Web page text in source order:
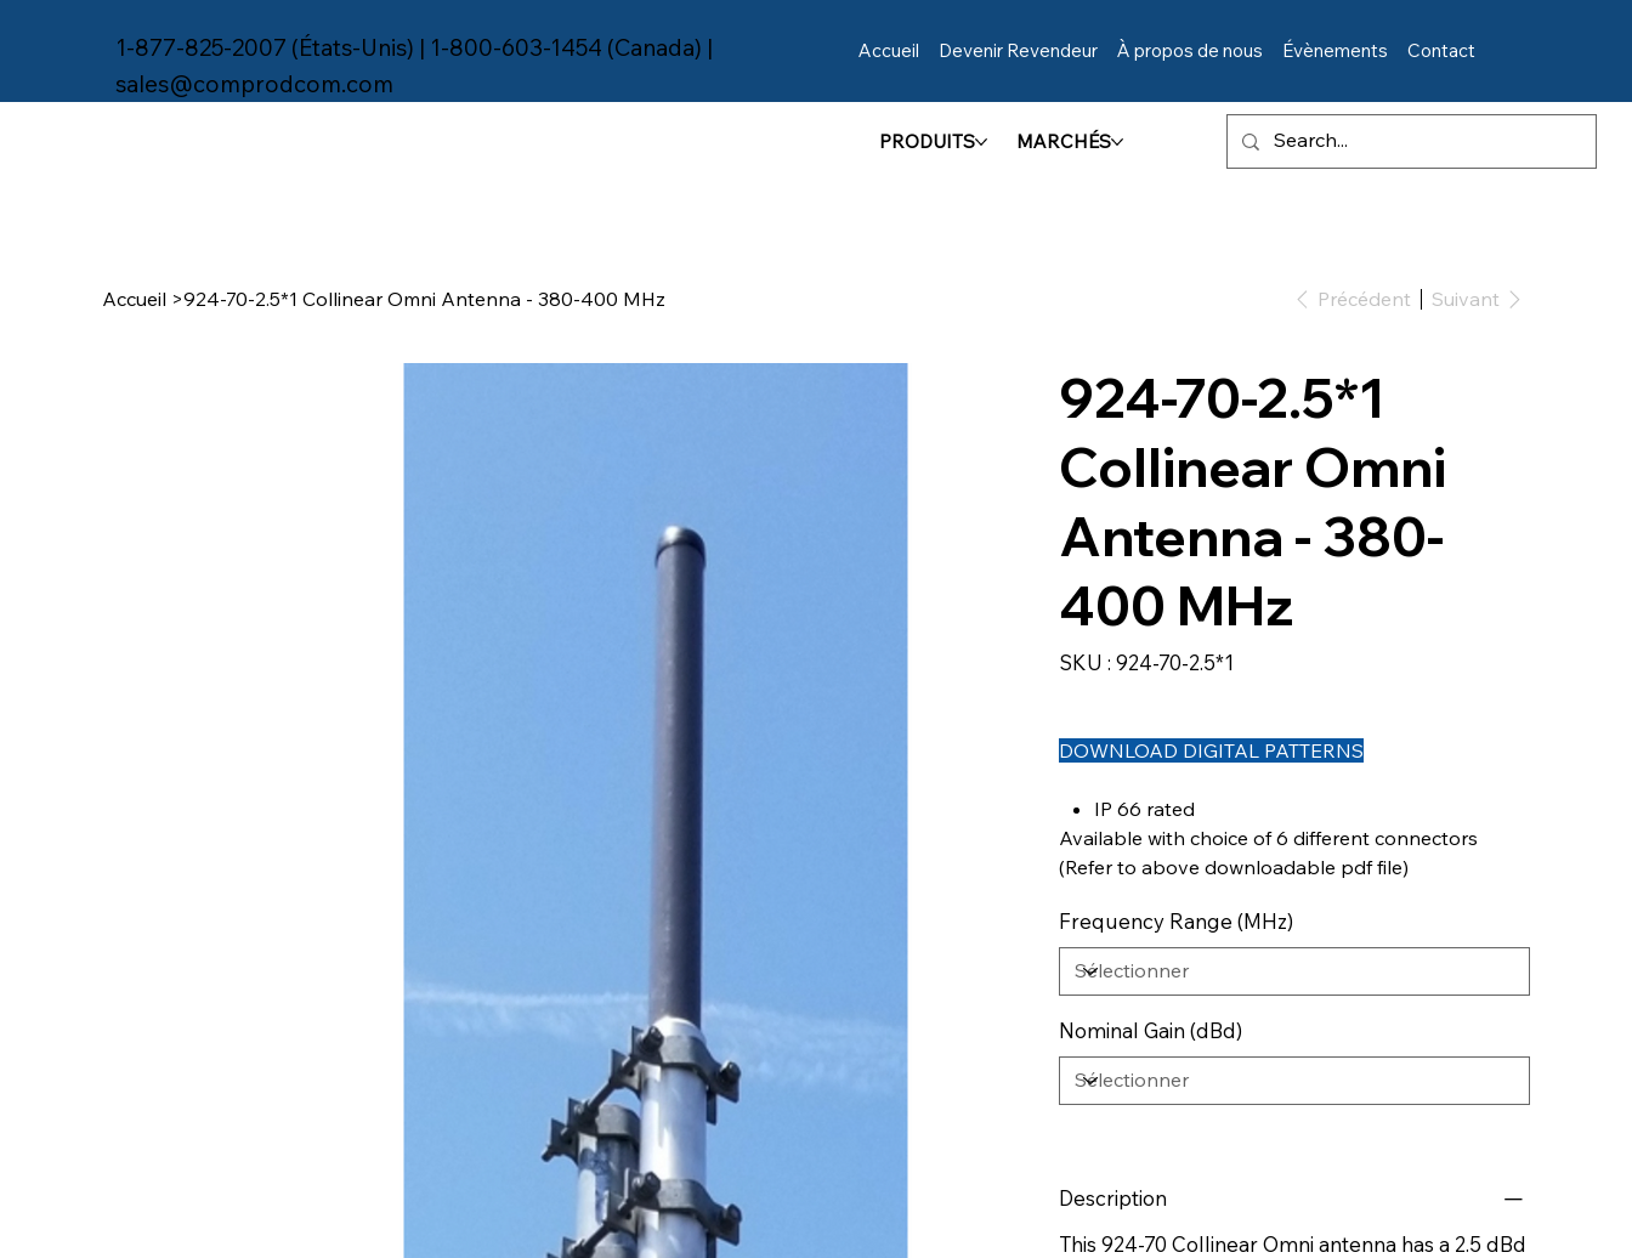
1-877-825-2007 (États-Unis) | 1-800-603-1454 (Canada) |
sales@comprodcom.com
Accueil Devenir Revendeur À propos de nous Évènements Contact
Accueil >924-70-2.5*1 Collinear Omni Antenna - 380-400 MHz Précédent Suivant
924-70-2.5*1
Collinear Omni
Antenna - 380-
400 MHz
SKU : SKU
924-
924-70-2.5*1
DOWNLOAD DIGITAL PATTERNS
IP 66 rated
Available with choice of 6 different connectors
(Refer to above downloadable pdf file)
Frequency Range (MHz)
Nominal Gain (dBd)
Description
This 924-70 Collinear Omni antenna has a 2.5 dBd
PRODUITS MARCHÉS